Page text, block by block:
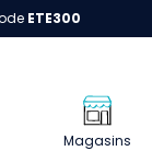
ETE300
Magasins